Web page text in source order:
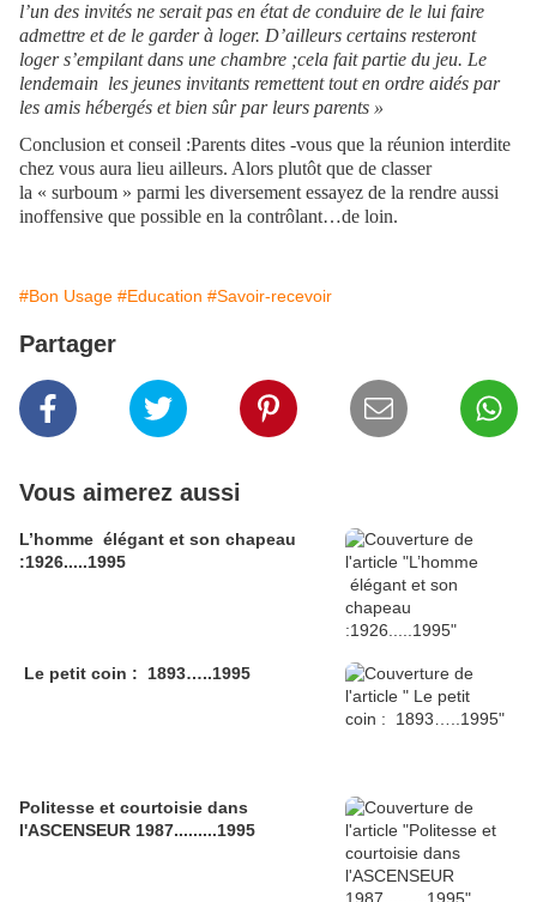
l’un des invités ne serait pas en état de conduire de le lui faire
admettre et de le garder à loger. D’ailleurs certains resteront
loger s’empilant dans une chambre ;cela fait partie du jeu. Le
lendemain les jeunes invitants remettent tout en ordre aidés par
les amis hébergés et bien sûr par leurs parents »
Conclusion et conseil :Parents dites -vous que la réunion interdite
chez vous aura lieu ailleurs. Alors plutôt que de classer
la « surboum » parmi les diversement essayez de la rendre aussi
inoffensive que possible en la contrôlant…de loin.
#Bon Usage #Education #Savoir-recevoir
Partager
Vous aimerez aussi
L’homme élégant et son chapeau
:1926.....1995
Le petit coin : 1893…..1995
Politesse et courtoisie dans
l'ASCENSEUR 1987.........1995